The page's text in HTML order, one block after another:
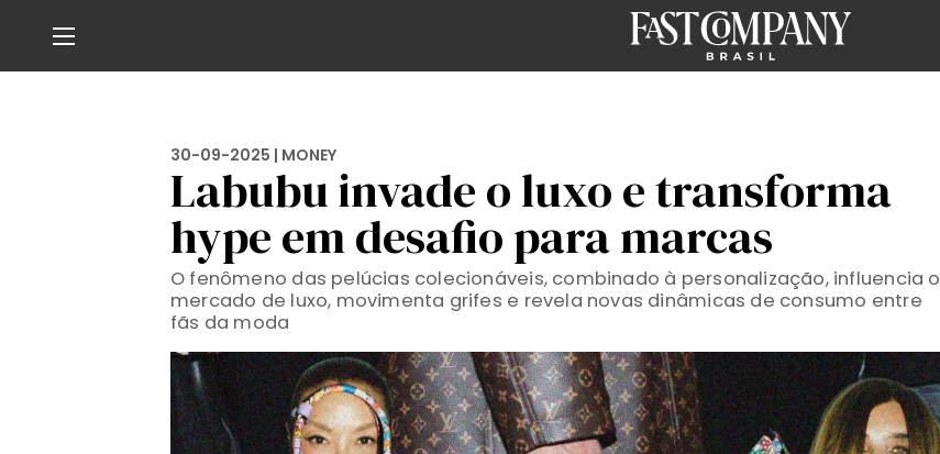
30-09-2025 | MONEY
Labubu invade o luxo e transforma
hype em desafio para marcas
O fenômeno das pelúcias colecionáveis, combinado à personalização, influencia o
mercado de luxo, movimenta grifes e revela novas dinâmicas de consumo entre
fãs da moda